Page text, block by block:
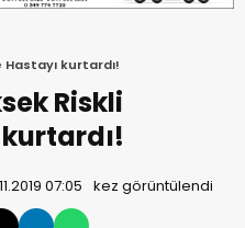
kurtardı!
Riskli
07:05 kez görüntülendi